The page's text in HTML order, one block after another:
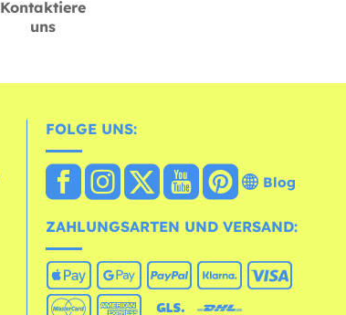
Kontaktiere
uns
FOLGE UNS:
Blog
ZAHLUNGSARTEN UND VERSAND: